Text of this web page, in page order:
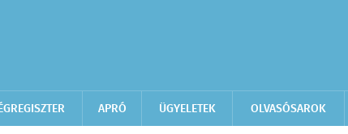
APRÓ ÜGYELETEK OLVASÓSAROK